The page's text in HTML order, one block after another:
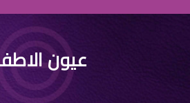
علاج التهاب
عيون